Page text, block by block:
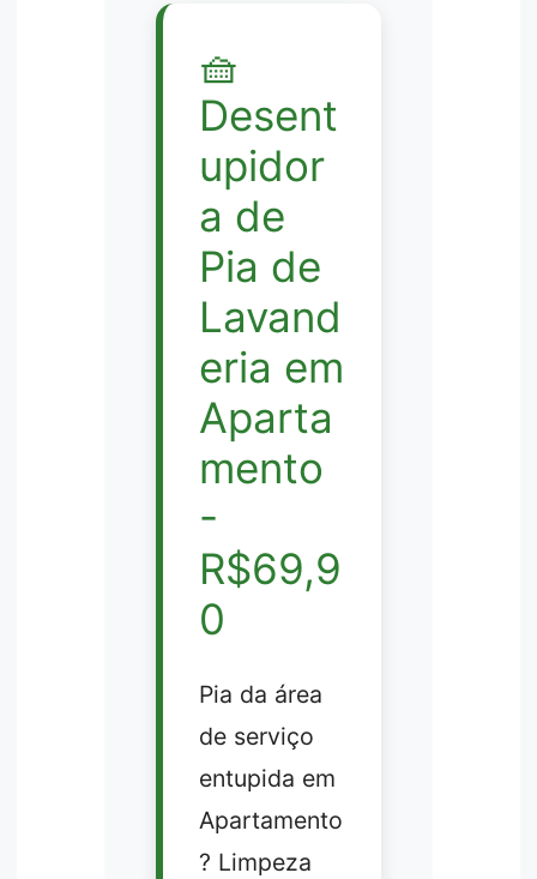
🧺
Desent
upidor
a de
Pia de
Lavand
eria em
Aparta
mento
-
R$69,9
0
Pia da área
de serviço
entupida em
Apartamento
? Limpeza